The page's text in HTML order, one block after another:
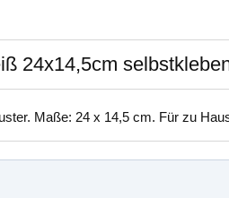
24x14,5cm
Maße: 24 x 14,5 cm. Für zu